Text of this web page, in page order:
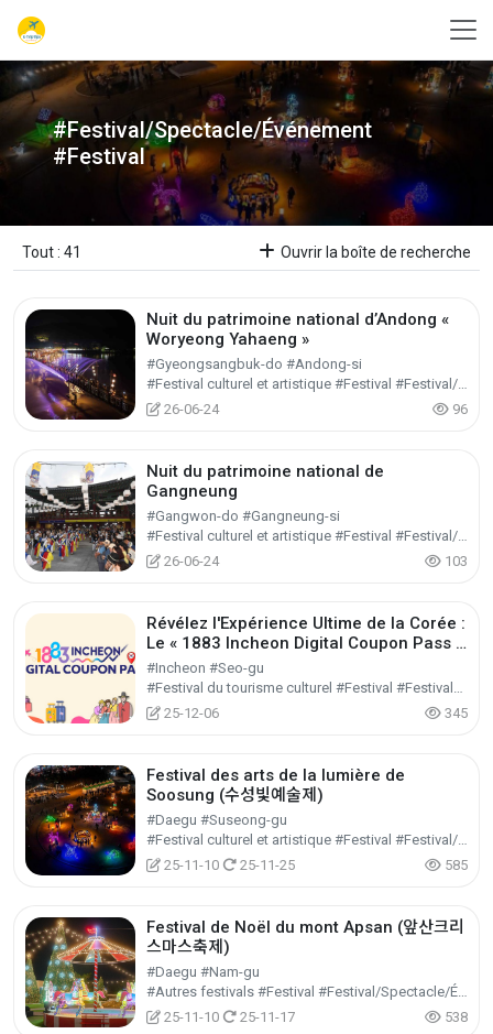
#Festival/Spectacle/Événement
#Festival
Tout : 41 Ouvrir la boîte de recherche
Nuit du patrimoine national d’Andong «
Woryeong Yahaeng »
#Gyeongsangbuk-do #Andong-si
#Festival culturel et artistique #Festival #Festival/Spectacle/Événement
26-06-24
96
Nuit du patrimoine national de
Gangneung
#Gangwon-do #Gangneung-si
#Festival culturel et artistique #Festival #Festival/Spectacle/Événement
26-06-24
103
Révélez l'Expérience Ultime de la Corée :
Le « 1883 Incheon Digital Coupon Pass »
2025-2026
#Incheon #Seo-gu
#Festival du tourisme culturel #Festival #Festival/Spectacle/Événement
25-12-06
345
Festival des arts de la lumière de
Soosung (수성빛예술제)
#Daegu #Suseong-gu
#Festival culturel et artistique #Festival #Festival/Spectacle/Événement
25-11-10
25-11-25 585
Festival de Noël du mont Apsan (앞산크리
스마스축제)
#Daegu #Nam-gu
#Autres festivals #Festival #Festival/Spectacle/Événement
25-11-10
25-11-17 538